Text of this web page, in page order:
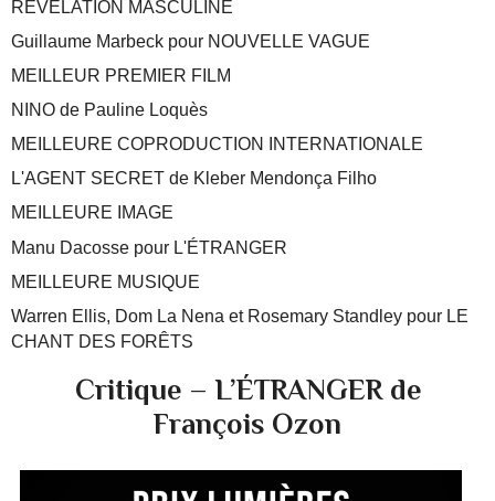
RÉVÉLATION MASCULINE
Guillaume Marbeck pour NOUVELLE VAGUE
MEILLEUR PREMIER FILM
NINO de Pauline Loquès
MEILLEURE COPRODUCTION INTERNATIONALE
L'AGENT SECRET de Kleber Mendonça Filho
MEILLEURE IMAGE
Manu Dacosse pour L'ÉTRANGER
MEILLEURE MUSIQUE
Warren Ellis, Dom La Nena et Rosemary Standley pour LE
CHANT DES FORÊTS
Critique – L’ÉTRANGER de
François Ozon